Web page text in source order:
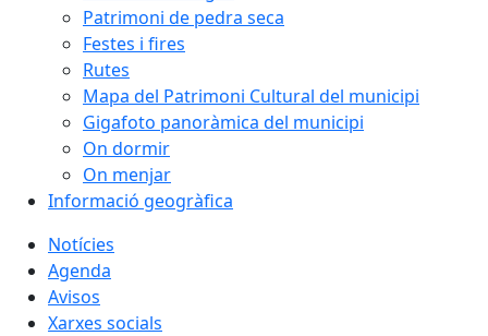
Patrimoni de pedra seca
Festes i fires
Rutes
Mapa del Patrimoni Cultural del municipi
Gigafoto panoràmica del municipi
On dormir
On menjar
Informació geogràfica
Notícies
Agenda
Avisos
Xarxes socials